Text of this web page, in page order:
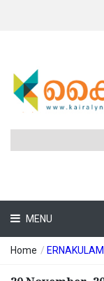
MENU
Home / ERNAKULAM